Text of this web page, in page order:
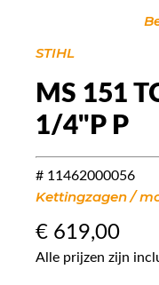
STIHL
MS 151
1/4"P P
# 11462000056
Kettingzagen /
€ 619,00
Alle prijzen zijn